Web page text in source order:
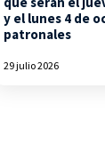
y el lunes 4 de
patronales
29 julio 2026